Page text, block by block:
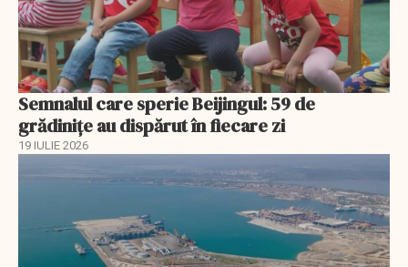
Semnalul care sperie Beijingul: 59 de
grădinițe au dispărut în fiecare zi
19 IULIE 2026